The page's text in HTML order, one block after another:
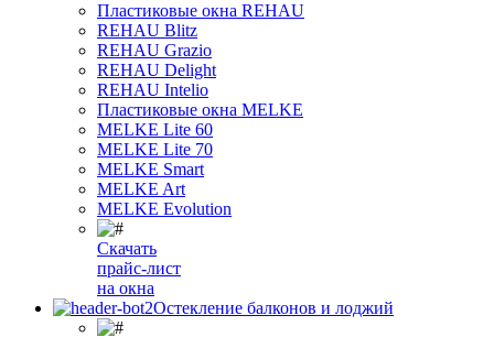
Пластиковые окна REHAU
REHAU Blitz
REHAU Grazio
REHAU Delight
REHAU Intelio
Пластиковые окна MELKE
MELKE Lite 60
MELKE Lite 70
MELKE Smart
MELKE Art
MELKE Evolution
Скачать
прайс-лист
на окна
Остекление балконов и лоджий